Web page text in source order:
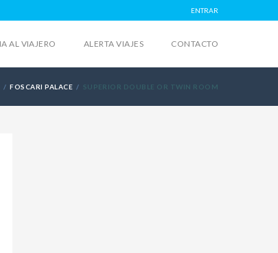
ENTRAR
AL VIAJERO ALERTA VIAJES CONTACTO
FOSCARI PALACE SUPERIOR DOUBLE OR TWIN ROOM